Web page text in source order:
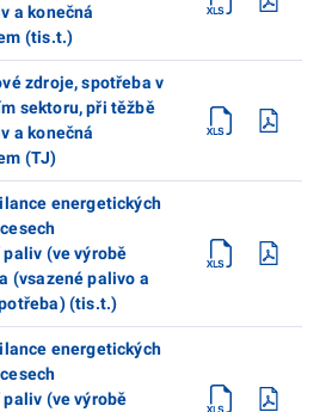
a konečná
(tis.t.)
zdroje, spotřeba v
sektoru, při těžbě
a konečná
(TJ)
energetických
(ve výrobě
(vsazené palivo a
(tis.t.)
energetických
(ve výrobě